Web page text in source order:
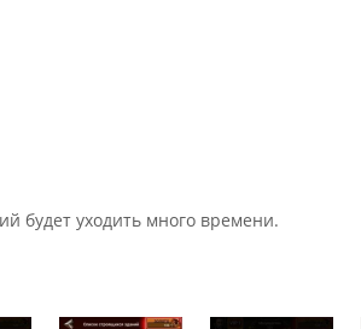
будет уходить много времени.